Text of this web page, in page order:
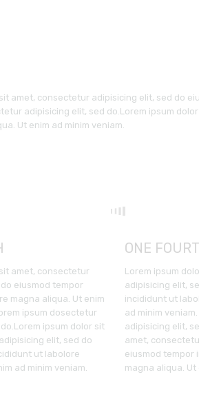
amet, consectetur adipisicing elit, sed do
adipisicing elit, sed do.Lorem ipsum
Ut enim ad minim veniam.
amet, consectetur
eiusmod tempor
magna aliqua. Ut enim
ipsum dosectetur
ipsum dolor sit
elit, sed do
ut labolore
ad minim veniam.
ONE
Lorem ipsum
adipisicing elit,
incididunt ut
ad minim
adipisicing elit,
amet,
eiusmod tempor
magna aliqua. Ut